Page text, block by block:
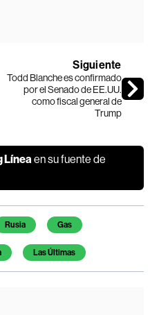
Siguiente
Todd Blanche es confirmado
por el Senado de EE.UU.
como fiscal general de
Trump
Líneaen su fuente de
Rusia Gas
Las Últimas